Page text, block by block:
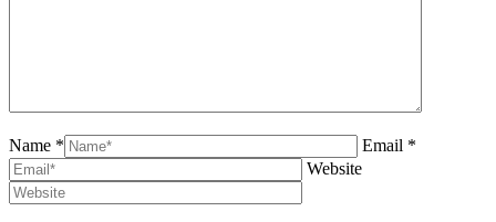
Name *
Email *
Website